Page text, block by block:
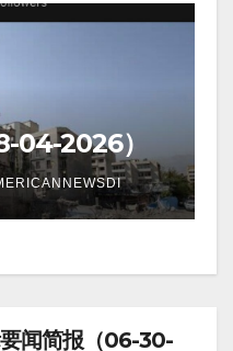
04-2026）
闻简报（06-30-